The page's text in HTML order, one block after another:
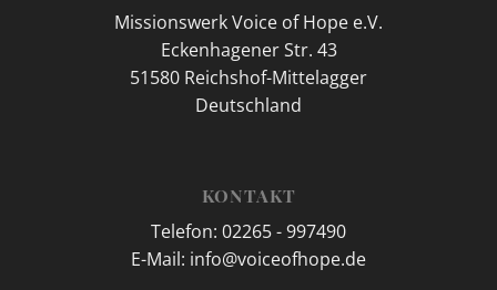
Missionswerk Voice of Hope e.V.
Eckenhagener Str. 43
51580 Reichshof-Mittelagger
Deutschland
KONTAKT
Telefon: 02265 - 997490
E-Mail: info@voiceofhope.de